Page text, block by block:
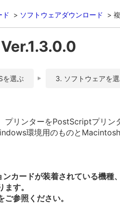
ド ソフトウェアダウンロード
を選ぶ 3. ソフトウェアを
プリンターをPostScriptプリン
環境用のものと
カードが装着されている機種
す。
ご参照ください。